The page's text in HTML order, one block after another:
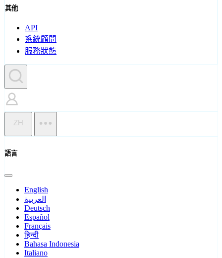
其他
API
系統顧問
服務狀態
ZH
語言
English
العربية
Deutsch
Español
Français
हिन्दी
Bahasa Indonesia
Italiano